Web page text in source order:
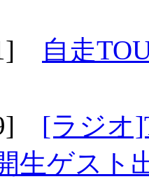
自走
[ラジオ
生ゲスト